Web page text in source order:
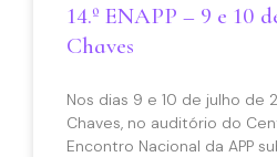
14.º ENAPP – 9 e 10
Chaves
Nos dias 9 e 10 de julho de
Chaves, no auditório do
Encontro Nacional da APP